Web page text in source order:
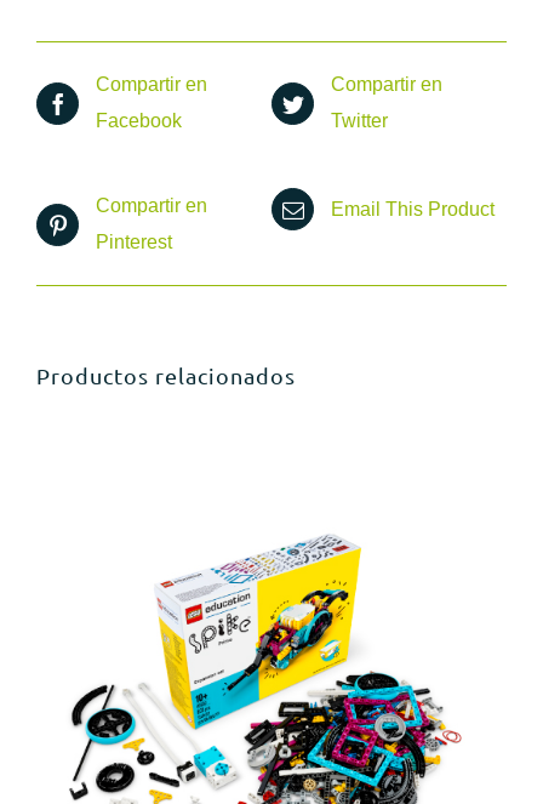
Compartir en
Facebook
Compartir en
Twitter
Compartir en
Pinterest
Email This Product
Productos relacionados